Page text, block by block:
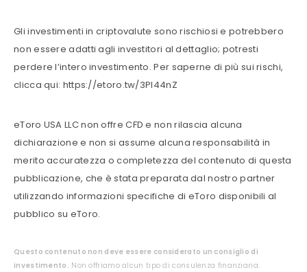
Gli investimenti in criptovalute sono rischiosi e potrebbero
non essere adatti agli investitori al dettaglio; potresti
perdere l’intero investimento. Per saperne di più sui rischi,
clicca qui: https://etoro.tw/3PI44nZ
eToro USA LLC non offre CFD e non rilascia alcuna
dichiarazione e non si assume alcuna responsabilità in
merito accuratezza o completezza del contenuto di questa
pubblicazione, che è stata preparata dal nostro partner
utilizzando informazioni specifiche di eToro disponibili al
pubblico su eToro.
Questo contenuto non deve essere considerato un consiglio di
investimento. Non offriamo alcun tipo di consulenza finanziaria.